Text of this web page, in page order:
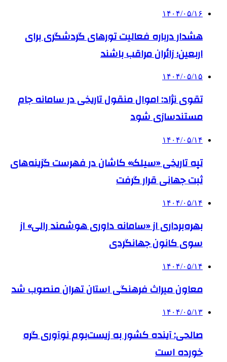
۱۴۰۴/۰۵/۱۶
هشدار درباره فعالیت تورهای گردشگری برای
اربعین؛ زائران مراقب باشند
۱۴۰۴/۰۵/۱۵
تقوی نژاد: اموال منقول تاریخی در سامانه جام
مستندسازی شود
۱۴۰۴/۰۵/۱۴
تپه تاریخی «سیلک» کاشان در فهرست گزینه‌های
ثبت جهانی قرار گرفت
۱۴۰۴/۰۵/۱۴
بهره‌برداری از «سامانه داوری هوشمند رالی» از
سوی کانون جهانگردی
۱۴۰۴/۰۵/۱۴
معاون میراث فرهنگی استان تهران منصوب شد
۱۴۰۴/۰۵/۱۳
صالحی: آینده کشور به زیست‌بوم نوآوری گره
خورده است